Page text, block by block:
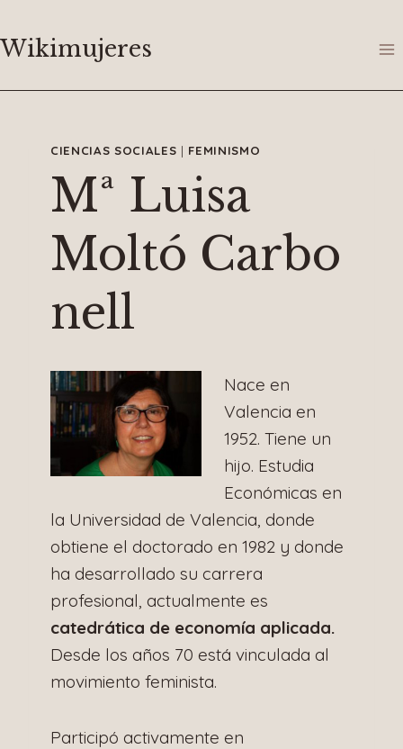
al
Wikimujeres
CIENCIAS SOCIALES | FEMINISMO
Mª Luisa
Moltó Carbo
nell
Nace en
Valencia en
1952. Tiene un
hijo. Estudia
Económicas en
la Universidad de Valencia, donde
obtiene el doctorado en 1982 y donde
ha desarrollado su carrera
profesional, actualmente es
catedrática de economía aplicada.
Desde los años 70 está vinculada al
movimiento feminista.
Participó activamente en